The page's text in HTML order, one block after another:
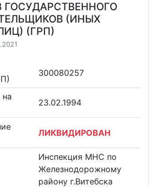
ГОСУДАРСТВЕННОГО
(ИНЫХ
(ГРП)
300080257
23.02.1994
ЛИКВИДИРОВАН
Инспекция МНС по
Железнодорожному
району г.Витебска